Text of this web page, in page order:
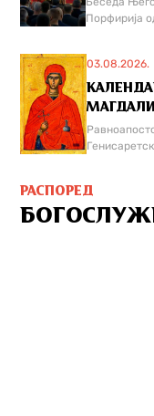
Порфирија
03.08.2026.
РАСПОРЕД